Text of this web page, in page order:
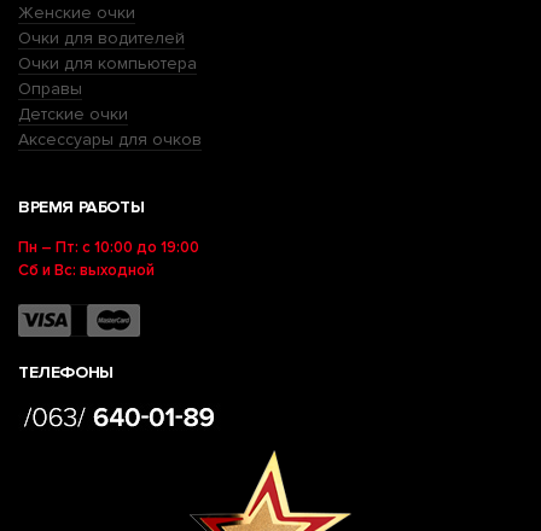
Женские очки
Очки для водителей
Очки для компьютера
Оправы
Детские очки
Аксессуары для очков
ВРЕМЯ РАБОТЫ
Пн – Пт: с 10:00 до 19:00
Сб и Вс: выходной
ТЕЛЕФОНЫ